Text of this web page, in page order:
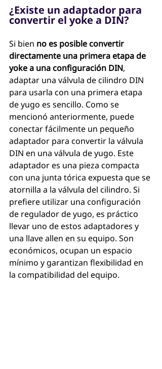
¿Existe un adaptador para
convertir el yoke a DIN?
Si bien no es posible convertir
directamente una primera etapa de
yoke a una configuración DIN,
adaptar una válvula de cilindro DIN
para usarla con una primera etapa
de yugo es sencillo. Como se
mencionó anteriormente, puede
conectar fácilmente un pequeño
adaptador para convertir la válvula
DIN en una válvula de yugo. Este
adaptador es una pieza compacta
con una junta tórica expuesta que se
atornilla a la válvula del cilindro. Si
prefiere utilizar una configuración
de regulador de yugo, es práctico
llevar uno de estos adaptadores y
una llave allen en su equipo. Son
económicos, ocupan un espacio
mínimo y garantizan flexibilidad en
la compatibilidad del equipo.